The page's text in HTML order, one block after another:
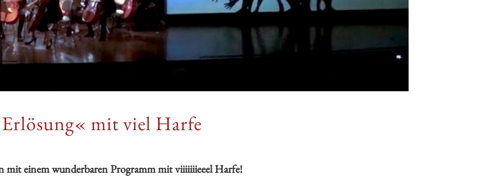
mit viel Harfe
mit einem wunderbaren Programm mit viiiiiiieeel Harfe!